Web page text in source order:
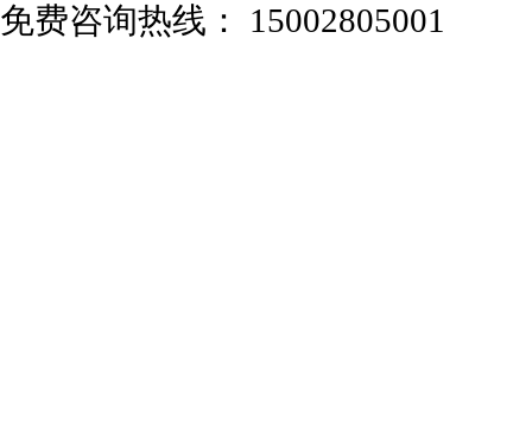
免费咨询热线： 15002805001